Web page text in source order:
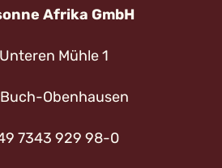
Afrika GmbH
Mühle 1
Obenhausen
7343 929 98-0